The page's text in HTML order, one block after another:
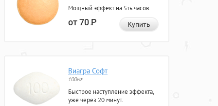
Мощный эффект на 5ть часов.
от 70Р Купить
Виагра Софт
100мг
Быстрое наступление эффекта,
уже через 20 минут.